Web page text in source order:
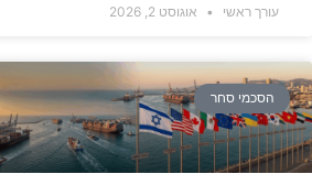
עורך ראשי אוגוסט 2, 2026
הסכמי סחר